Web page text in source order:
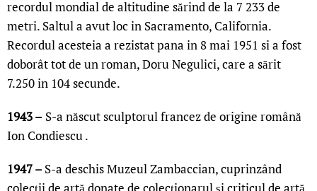
recordul mondial de altitudine sărind de la 7 233 de
metri. Saltul a avut loc in Sacramento, California.
Recordul acesteia a rezistat pana in 8 mai 1951 si a fost
doborât tot de un roman, Doru Negulici, care a sărit
7.250 in 104 secunde.
1943 – S-a născut sculptorul francez de origine română
Ion Condiescu .
1947 –S-a deschis Muzeul Zambaccian, cuprinzând
colecții de artă donate de colecționarul și criticul de artă